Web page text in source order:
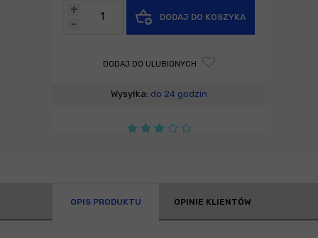
-
+
DODAJ DO KOSZYKA
DODAJ DO ULUBIONYCH
Wysyłka: do 24 godzin
OPIS PRODUKTU OPINIE KLIENTÓW